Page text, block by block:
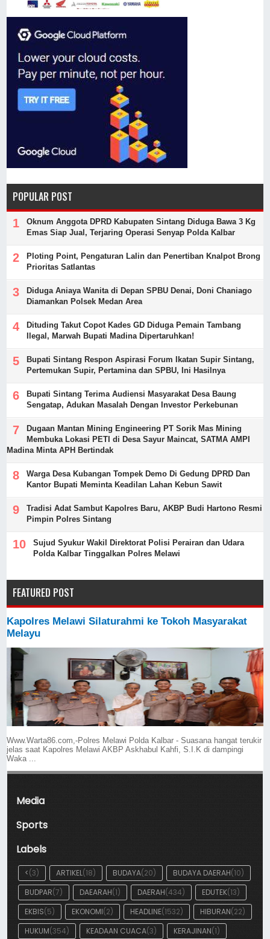
POPULAR POST
Oknum Anggota DPRD Kabupaten Sintang Diduga Bawa 3 Kg
Emas Siap Jual, Terjaring Operasi Senyap Polda Kalbar
Ploting Point, Pengaturan Lalin dan Penertiban Knalpot Brong
Prioritas Satlantas
Diduga Aniaya Wanita di Depan SPBU Denai, Doni Chaniago
Diamankan Polsek Medan Area
Dituding Takut Copot Kades GD Diduga Pemain Tambang
Ilegal, Marwah Bupati Madina Dipertaruhkan!
Bupati Sintang Respon Aspirasi Forum Ikatan Supir Sintang,
Pertemukan Supir, Pertamina dan SPBU, Ini Hasilnya
Bupati Sintang Terima Audiensi Masyarakat Desa Baung
Sengatap, Adukan Masalah Dengan Investor Perkebunan
Dugaan Mantan Mining Engineering PT Sorik Mas Mining
Membuka Lokasi PETI di Desa Sayur Maincat, SATMA AMPI
Madina Minta APH Bertindak
Warga Desa Kubangan Tompek Demo Di Gedung DPRD Dan
Kantor Bupati Meminta Keadilan Lahan Kebun Sawit
Tradisi Adat Sambut Kapolres Baru, AKBP Budi Hartono Resmi
Pimpin Polres Sintang
Sujud Syukur Wakil Direktorat Polisi Perairan dan Udara
Polda Kalbar Tinggalkan Polres Melawi
FEATURED POST
Kapolres Melawi Silaturahmi ke Tokoh Masyarakat
Melayu
Www.Warta86.com,-Polres Melawi Polda Kalbar - Suasana hangat terukir
jelas saat Kapolres Melawi AKBP Askhabul Kahfi, S.I.K di dampingi
Waka ...
Media
Sports
Labels
<(3) ARTIKEL(18) BUDAYA(20) BUDAYA DAERAH(10)
BUDPAR(7) DAEARAH(1) DAERAH(434) EDUTEK(13)
EKBIS(5) EKONOMI(2) HEADLINE(1532) HIBURAN(22)
HUKUM(354) KEADAAN CUACA(3) KERAJINAN(1)